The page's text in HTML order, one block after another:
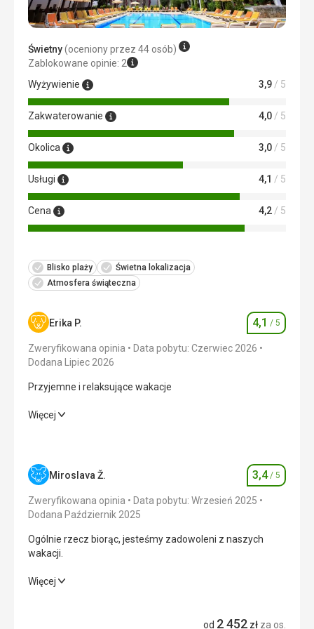
Usługi
Wszytsko w jak najlepszym porządku.
Świetny(oceniony przez 44 osób)
Zablokowane opinie: 2
Wyżywienie
3,9 / 5
Zakwaterowanie 4,0 / 5
Okolica 3,0 / 5
Usługi 4,1 / 5
Cena 4,2 / 5
Blisko plaży
Świetna lokalizacja
Atmosfera świąteczna
Erika P. Ocena
4,1 / 5
Zweryfikowana opinia
Data pobytu: Czerwiec 2026
Dodana Lipiec 2026
Przyjemne i relaksujące wakacje
Przyjemne i relaksujące wakacje
Zakwaterowanie 4,0/ 5
Okolica 4,0
Cena
przejść się na plażę sąsiedniego hotelu i tam popływać, co
Więcej
Miroslava Ž. Ocena
3,4/ 5
Zweryfikowana opinia
Data pobytu: Wrzesień 2025
Dodana Październik 2025
Ogólnie rzecz biorąc, jesteśmy zadowoleni z naszych
wakacji.
Ogólnie rzecz biorąc, jesteśmy zadowoleni z naszych
4,0 / 5
Więcej
od 2 452 zł za os.